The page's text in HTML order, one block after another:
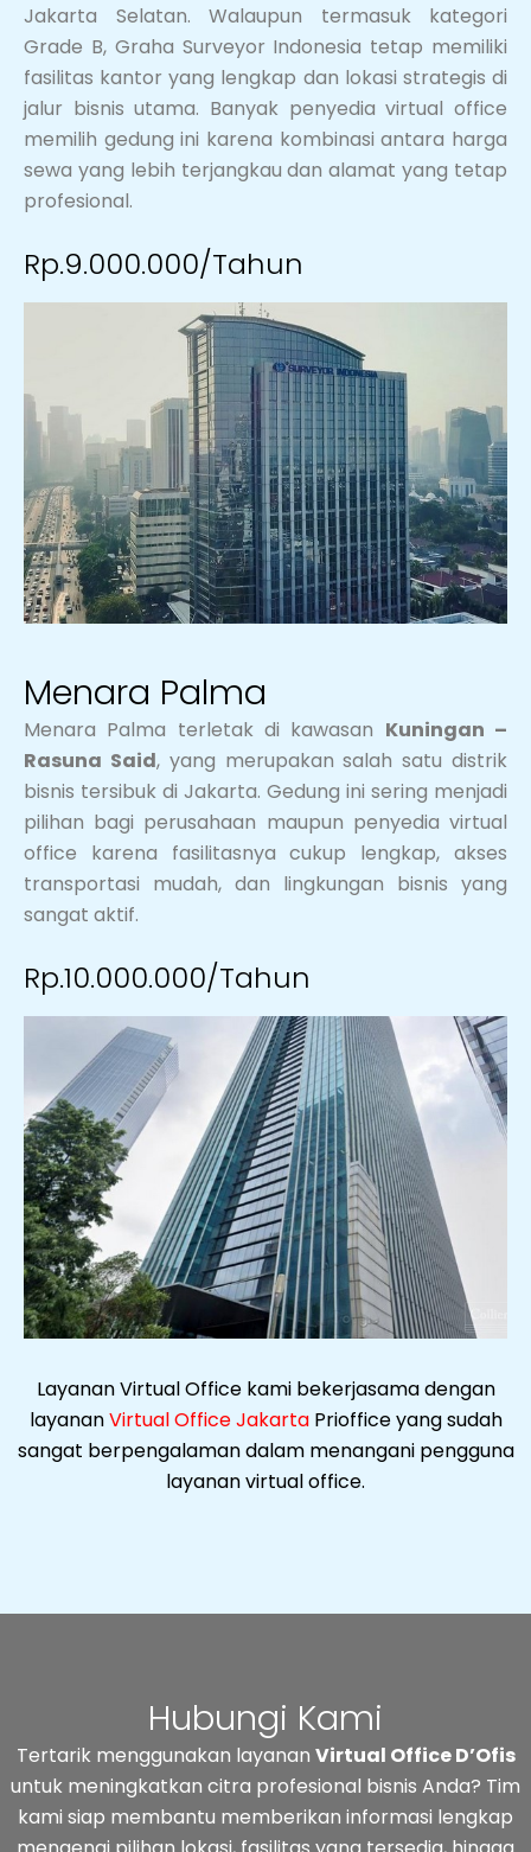
Jakarta Selatan. Walaupun termasuk kategori
Grade B, Graha Surveyor Indonesia tetap memiliki
fasilitas kantor yang lengkap dan lokasi strategis di
jalur bisnis utama. Banyak penyedia virtual office
memilih gedung ini karena kombinasi antara harga
sewa yang lebih terjangkau dan alamat yang tetap
profesional.
Rp.9.000.000/Tahun
Menara Palma
Menara Palma terletak di kawasan Kuningan –
Rasuna Said, yang merupakan salah satu distrik
bisnis tersibuk di Jakarta. Gedung ini sering menjadi
pilihan bagi perusahaan maupun penyedia virtual
office karena fasilitasnya cukup lengkap, akses
transportasi mudah, dan lingkungan bisnis yang
sangat aktif.
Rp.10.000.000/Tahun
Layanan Virtual Office kami bekerjasama dengan
layananVirtual Office JakartaPrioffice yang sudah
sangat berpengalaman dalam menangani pengguna
layanan virtual office.
Hubungi Kami
Tertarik menggunakan layanan Virtual Office D’Ofis
untuk meningkatkan citra profesional bisnis Anda? Tim
kami siap membantu memberikan informasi lengkap